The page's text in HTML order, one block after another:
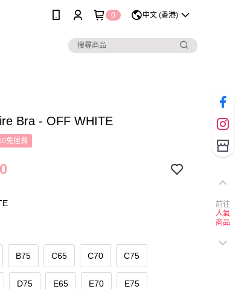
0 中文 (香港)
Bra - OFF WHITE
免運費
B75 C65 C70 C75
D75 E65 E70 E75
前往
人氣
商品